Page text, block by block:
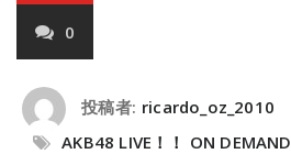
0
投稿者: ricardo_oz_2010
AKB48 LIVE！！ ON DEMAND